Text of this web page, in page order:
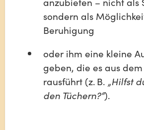
sondern als
Beruhigung
oder ihm eine kleine
geben, die es aus
rausführt (z. B. „Hilfst
den Tüchern?“).